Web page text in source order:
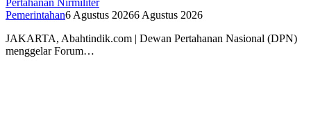
Pemerintahan6 Agustus 20266 Agustus 2026
JAKARTA, Abahtindik.com | Dewan Pertahanan Nasional (DPN)
menggelar Forum…